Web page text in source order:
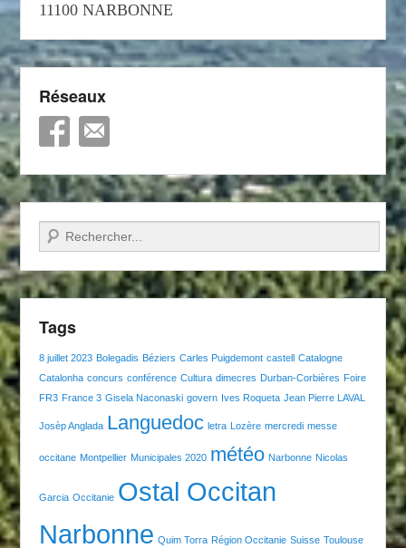
11100 NARBONNE
Réseaux
Recherche
Tags
8 juillet 2023 Bolegadis Béziers Carles Puigdemont castell Catalogne
Catalonha concurs conférence Cultura dimecres Durban-Corbières Foire
FR3 France 3 Gisela Naconaski govern Ives Roqueta Jean Pierre LAVAL
Josèp Anglada Languedoc letra Lozère mercredi messe
occitane Montpellier Municipales 2020 météo Narbonne Nicolas
Garcia Occitanie Ostal Occitan
Narbonne Quim Torra Région Occitanie Suisse Toulouse